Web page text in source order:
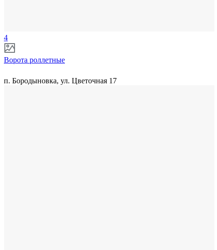
4
Ворота роллетные
п. Бородыновка, ул. Цветочная 17